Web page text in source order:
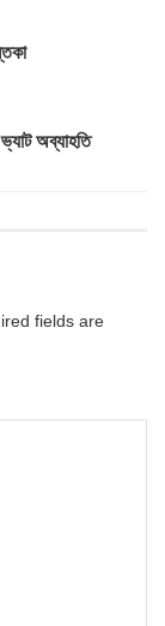
অব্যাহতি
fields are